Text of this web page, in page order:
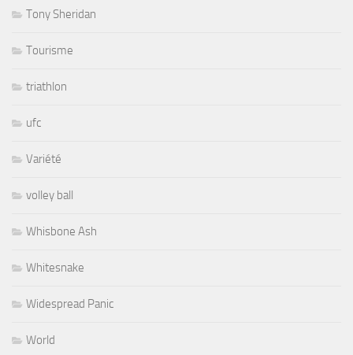
Tony Sheridan
Tourisme
triathlon
ufc
Variété
volley ball
Whisbone Ash
Whitesnake
Widespread Panic
World